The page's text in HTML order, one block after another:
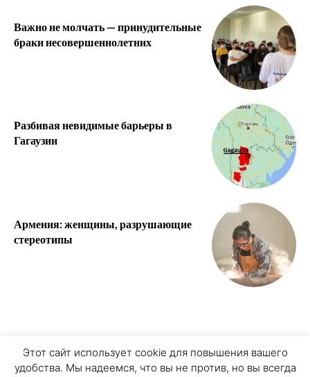
Важно не молчать — принудительные
браки несовершеннолетних
Разбивая невидимые барьеры в
Гагаузии
Армения: женщины, разрушающие
стереотипы
Этот сайт использует cookie для повышения вашего
удобства. Мы надеемся, что вы не против, но вы всегда